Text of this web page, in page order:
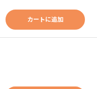
カートに追加